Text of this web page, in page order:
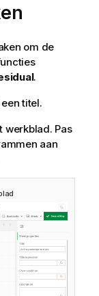
om de
.
titel.
werkblad. Pas
aan